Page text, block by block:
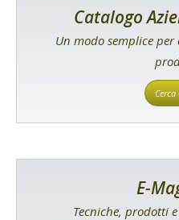
Catalogo
Un modo semplice per
Cerca
E-
Tecniche, prodotti